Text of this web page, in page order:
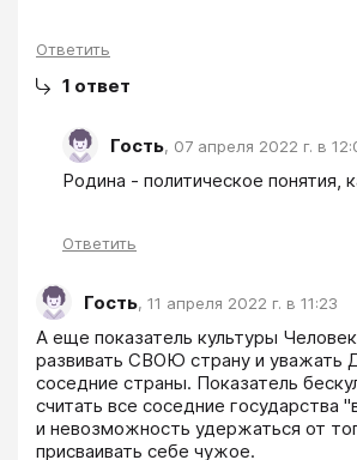
Ответить
1 ответ
Гость, 07 апреля 2022 г. в
Родина - политическое понятия,
Ответить
Гость, 11 апреля 2022 г. в 11:23
А еще показатель культуры
развивать СВОЮ страну и уважать
соседние страны. Показатель
считать все соседние государства
и невозможность удержаться от
присваивать себе чужое.